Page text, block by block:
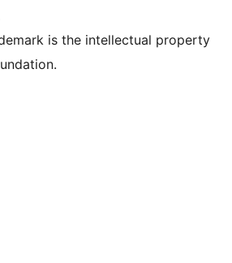
is the intellectual property